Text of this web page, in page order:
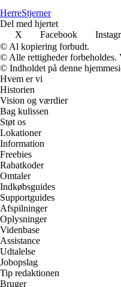
HerreStjerner
Del med hjertet
X
Facebook
© Al kopiering forbudt.
© Alle rettigheder forbeholdes.
© Indholdet på denne
Hvem er vi
Historien
Vision og værdier
Bag kulissen
Støt os
Lokationer
Information
Freebies
Rabatkoder
Omtaler
Indkøbsguides
Supportguides
Afspilninger
Oplysninger
Videnbase
Assistance
Udtalelse
Jobopslag
Tip redaktionen
Bruger